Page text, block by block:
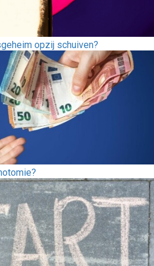
opzij schuiven?